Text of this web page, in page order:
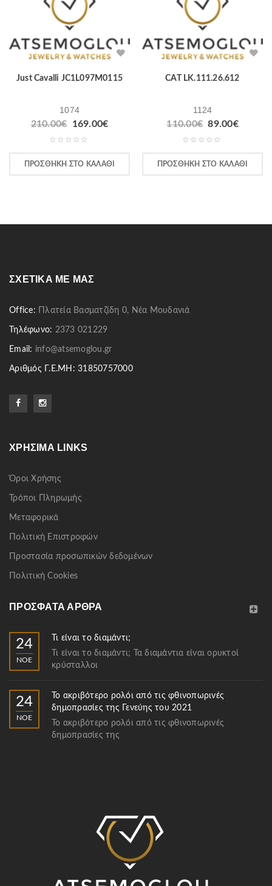
Just Cavalli JC1L097M0115
1074
210.00€ 169.00€
ΠΡΟΣΘΉΚΗ ΣΤΟ ΚΑΛΆΘΙ
CAT LK.111.26.612
1124
110.00€ 89.00€
ΠΡΟΣΘΉΚΗ ΣΤΟ ΚΑΛΆΘΙ
ΣΧΕΤΙΚΆ ΜΕ ΜΑΣ
Office: Πλατεία Βασματζίδη 0, Νέα Μουδανιά
Τηλέφωνο: 2373 021229
Email: info@atsemoglou.gr
Αριθμός Γ.Ε.ΜΗ: 31850757000
ΧΡΉΣΙΜΑ LINKS
Όροι Χρήσης
Τρόποι Πληρωμής
Μεταφορικά
Πολιτική Επιστροφών
Προστασία προσωπικών δεδομένων
Πολιτική Cookies
ΠΡΌΣΦΑΤΑ ΆΡΘΡΑ
24
ΝΟΈ
Τι είναι το διαμάντι;
Τι είναι το διαμάντι; Τα διαμάντια είναι ορυκτοί
κρύσταλλοι
24
ΝΟΈ
Το ακριβότερο ρολόι από τις φθινοπωρινές
δημοπρασίες της Γενεύης του 2021
Το ακριβότερο ρολόι από τις φθινοπωρινές
δημοπρασίες της